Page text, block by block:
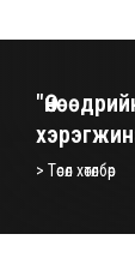
> Төсөл хөтөлбөр